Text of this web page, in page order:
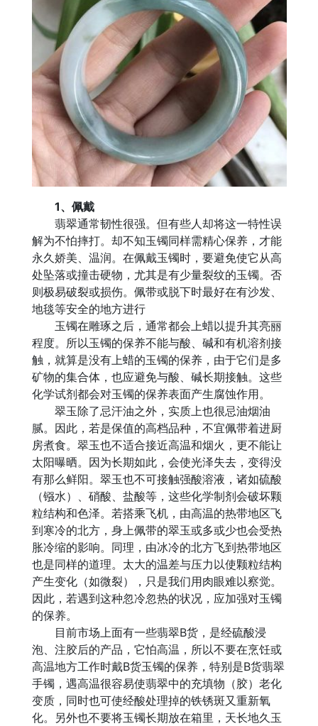
1、佩戴
翡翠通常韧性很强。但有些人却将这一特性误
解为不怕摔打。却不知玉镯同样需精心保养，才能
永久娇美、温润。在佩戴玉镯时，要避免使它从高
处坠落或撞击硬物，尤其是有少量裂纹的玉镯。否
则极易破裂或损伤。佩带或脱下时最好在有沙发、
地毯等安全的地方进行
玉镯在雕琢之后，通常都会上蜡以提升其亮丽
程度。所以玉镯的保养不能与酸、碱和有机溶剂接
触，就算是没有上蜡的玉镯的保养，由于它们是多
矿物的集合体，也应避免与酸、碱长期接触。这些
化学试剂都会对玉镯的保养表面产生腐蚀作用。
翠玉除了忌汗油之外，实质上也很忌油烟油
腻。因此，若是保值的高档品种，不宜佩带着进厨
房煮食。翠玉也不适合接近高温和烟火，更不能让
太阳曝晒。因为长期如此，会使光泽失去，变得没
有那么鲜阳。翠玉也不可接触强酸溶液，诸如硫酸
（镪水）、硝酸、盐酸等，这些化学制剂会破坏颗
粒结构和色泽。若搭乘飞机，由高温的热带地区飞
到寒冷的北方，身上佩带的翠玉或多或少也会受热
胀冷缩的影响。同理，由冰冷的北方飞到热带地区
也是同样的道理。太大的温差与压力以使颗粒结构
产生变化（如微裂），只是我们用肉眼难以察觉。
因此，若遇到这种忽冷忽热的状况，应加强对玉镯
的保养。
目前市场上面有一些翡翠B货，是经硫酸浸
泡、注胶后的产品，它怕高温，所以不要在烹饪或
高温地方工作时戴B货玉镯的保养，特别是B货翡翠
手镯，遇高温很容易使翡翠中的充填物（胶）老化
变质，同时也可使经酸处理掉的铁锈斑又重新氧
化。另外也不要将玉镯长期放在箱里，天长地久玉